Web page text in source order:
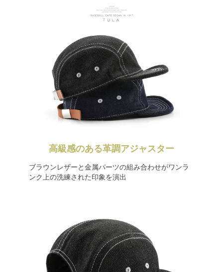
高級感のある革調アジャスター
ブラウンレザーと金属パーツの組み合わせがワンラ
ンク上の洗練された印象を演出